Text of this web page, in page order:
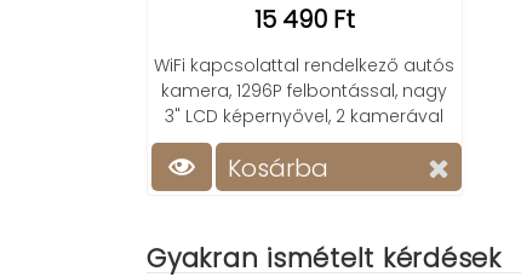
15 490 Ft
WiFi kapcsolattal rendelkező autós
kamera, 1296P felbontással, nagy
3" LCD képernyővel, 2 kamerával
Kosárba
Gyakran ismételt kérdések